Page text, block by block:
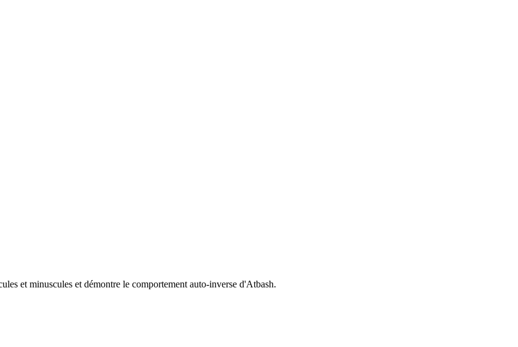
et minuscules et démontre le comportement auto-inverse d'Atbash.